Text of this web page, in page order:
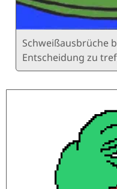
Schweißausbrüche
Entscheidung zu